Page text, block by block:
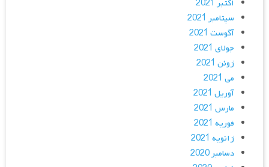
اکتبر 2021
سپتامبر 2021
آگوست 2021
جولای 2021
ژوئن 2021
می 2021
آوریل 2021
مارس 2021
فوریه 2021
ژانویه 2021
دسامبر 2020